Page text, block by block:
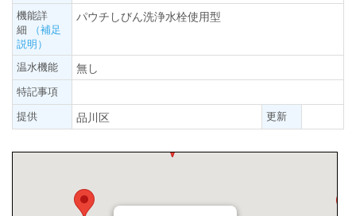
機能詳
細
（補足
説明）
パウチしびん洗浄水栓使用型
温水機能 無し
特記事項
提供
品川区 更新